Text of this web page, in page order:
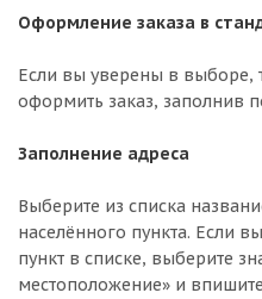
Оформление заказа в
Если вы уверены в выборе,
оформить заказ, заполнив
Заполнение адреса
Выберите из списка
населённого пункта. Если
пункт в списке, выберите
местоположение» и